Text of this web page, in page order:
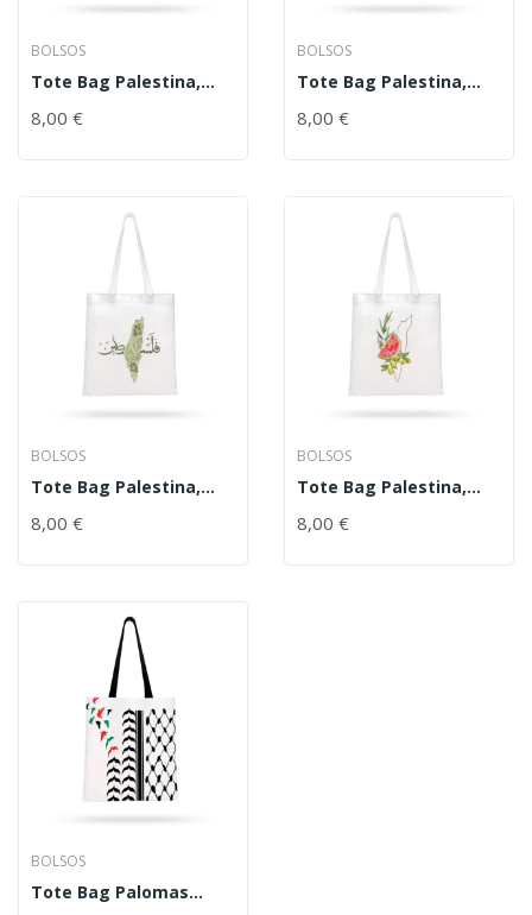
BOLSOS
Tote Bag Palestina,
8,00 €
BOLSOS
Tote Bag Palestina,
8,00 €
BOLSOS
Tote Bag Palestina,
8,00 €
BOLSOS
Tote Bag Palestina,
8,00 €
BOLSOS
Tote Bag Palomas